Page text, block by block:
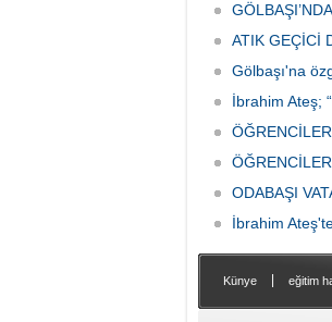
ATIK GEÇİCİ
Gölbaşı'na
İbrahim Ateş;
ODABAŞI
İbrahim
Künye eğitim